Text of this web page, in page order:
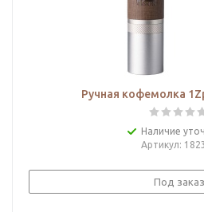
Ручная кофемолка
Наличие
Артикул:
Под заказ